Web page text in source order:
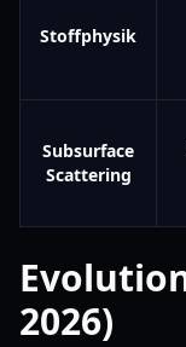
Stoffphysik
Subsurface
Scattering
2026)